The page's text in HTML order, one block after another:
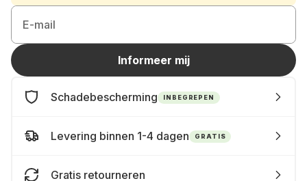
E-mail
Informeer mij
Schadebescherming INBEGREPEN
Levering binnen 1-4 dagen GRATIS
Gratis retourneren